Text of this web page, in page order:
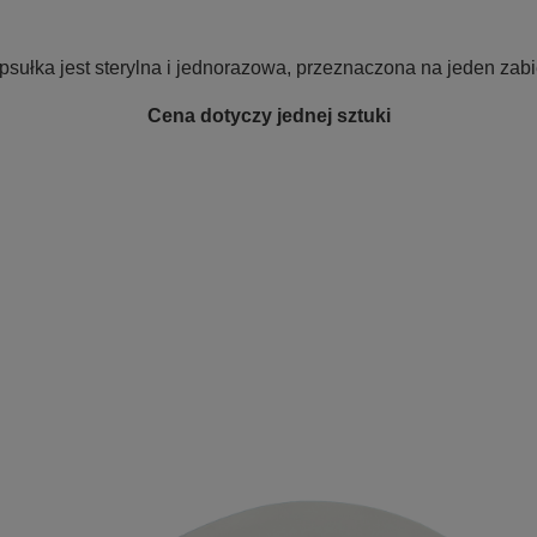
jest sterylna i jednorazowa, przeznaczona na jeden
Cena dotyczy jednej sztuki